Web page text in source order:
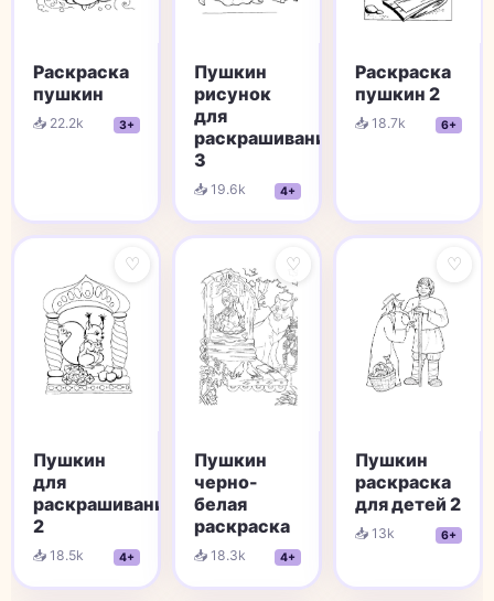
Раскраска
пушкин
📥 22.2k 3+
Пушкин
рисунок
для
раскрашивания
3
📥 19.6k 4+
Раскраска
пушкин 2
📥 18.7k 6+
♡
Пушкин
для
раскрашивания
2
📥 18.5k 4+
♡
Пушкин
черно-
белая
раскраска
📥 18.3k 4+
♡
Пушкин
раскраска
для детей 2
📥 13k 6+